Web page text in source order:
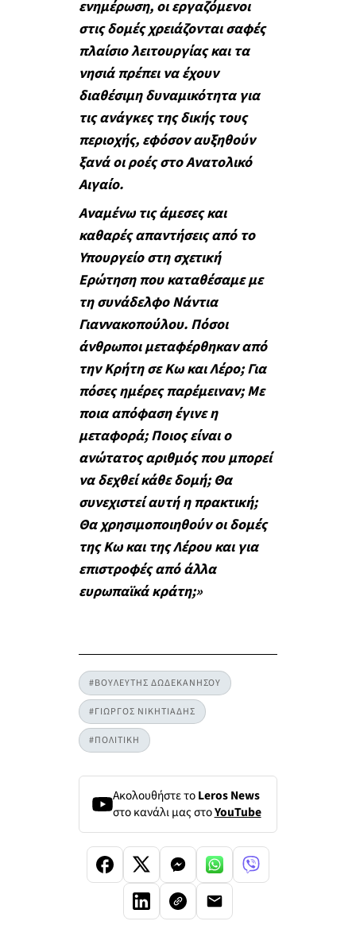
ενημέρωση, οι εργαζόμενοι
στις δομές χρειάζονται σαφές
πλαίσιο λειτουργίας και τα
νησιά πρέπει να έχουν
διαθέσιμη δυναμικότητα για
τις ανάγκες της δικής τους
περιοχής, εφόσον αυξηθούν
ξανά οι ροές στο Ανατολικό
Αιγαίο.
Αναμένω τις άμεσες και
καθαρές απαντήσεις από το
Υπουργείο στη σχετική
Ερώτηση που καταθέσαμε με
τη συνάδελφο Νάντια
Γιαννακοπούλου. Πόσοι
άνθρωποι μεταφέρθηκαν από
την Κρήτη σε Κω και Λέρο; Για
πόσες ημέρες παρέμειναν; Με
ποια απόφαση έγινε η
μεταφορά; Ποιος είναι ο
ανώτατος αριθμός που μπορεί
να δεχθεί κάθε δομή; Θα
συνεχιστεί αυτή η πρακτική;
Θα χρησιμοποιηθούν οι δομές
της Κω και της Λέρου και για
επιστροφές από άλλα
ευρωπαϊκά κράτη;»
#ΒΟΥΛΕΥΤΗΣ ΔΩΔΕΚΑΝΗΣΟΥ
#ΓΙΩΡΓΟΣ ΝΙΚΗΤΙΑΔΗΣ
#ΠΟΛΙΤΙΚΗ
Ακολουθήστε τοLeros News
στο κανάλι μας στοYouTube